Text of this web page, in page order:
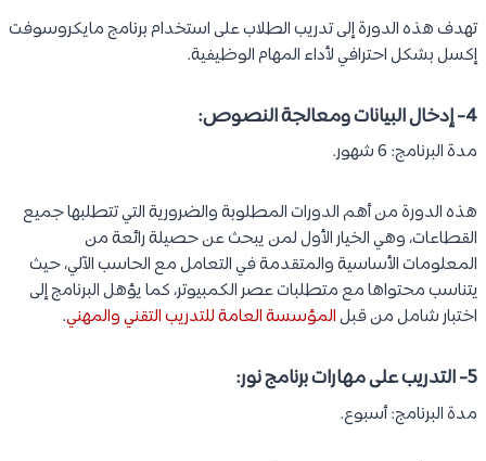
تهدف هذه الدورة إلى تدريب الطلاب على استخدام برنامج مايكروسوفت
إكسل بشكل احترافي لأداء المهام الوظيفية.
4- إدخال البيانات ومعالجة النصوص:
مدة البرنامج: 6 شهور.
هذه الدورة من أهم الدورات المطلوبة والضرورية التي تتطلبها جميع
القطاعات، وهي الخيار الأول لمن يبحث عن حصيلة رائعة من
المعلومات الأساسية والمتقدمة في التعامل مع الحاسب الآلي، حيث
يتناسب محتواها مع متطلبات عصر الكمبيوتر، كما يؤهل البرنامج إلى
اختبار شامل من قبلالمؤسسة العامة للتدريب التقني والمهني.
5- التدريب على مهارات برنامج نور:
مدة البرنامج: أسبوع.